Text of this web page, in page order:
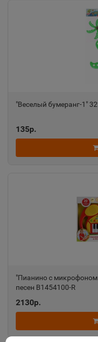
"Веселый бумеранг-1"
135р.
"Пианино с
песен B1454100-R
2130р.